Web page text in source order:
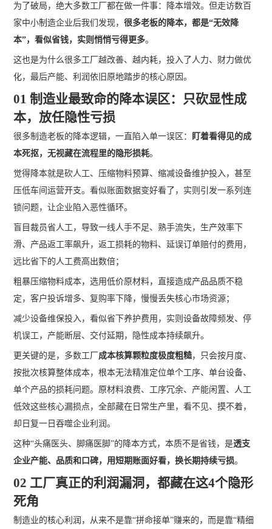
为了破局，绝大多数工厂都在做一件事：降本增效。但走访数百
家中小制造企业后我们发现，很多老板的降本，都是“无效降
本”，看似省钱，实则悄悄亏得更多。
这也是为什么很多工厂越改善、越内耗，投入了人力、财力做优
化，最后产能、利润依旧原地踏步的核心原因。
01 制造业最致命的降本误区：只砍显性成
本，放任隐性亏损
很多制造老板的降本逻辑，一直陷入单一误区：
盯着看得见的成
本死抠，无视藏在流程里的隐形损耗。
觉得降本就是砍人工、压缩物料预算、缩减设备维护投入，甚至
压低车间运营开支。看似账面数据变好看了，实则引发一系列连
锁问题，让企业陷入恶性循环。
盲目裁员省人工，导致一线人手不足、熟手流失，生产效率下
滑、产品返工率飙升，返工损耗的物料、延误订单赔付的费用，
远比省下的人工费高出数倍；
粗暴压缩物料成本，选用低价原材料，直接造成产品品质不稳
定，客户投诉增多、复购率下降，慢慢丢失核心市场资源；
减少设备维保投入，看似省下养护费用，实则设备故障频发、停
机误工，产能断层、交付延期，隐性成本持续飙升。
更关键的是，多数工厂 成本核算颗粒度极度粗糙，只会按月度、
按批次核算整体成本，根本无法精准定位单个工序、单台设备、
单个产品的损耗问题。原材料浪费、工序冗余、产能闲置、人工
低效这些核心漏损点，全部藏在日常生产里，看不见、摸不着，
却日复一日吞噬企业利润。
这种“头痛医头、脚痛医脚”的降本方式，本质不是省钱，是透支
企业产能、品质和口碑，用短期账面好看，换长期持续亏损。
02 工厂真正的利润漏洞，都藏在这4个隐形
死角
制造业的核心利润，从来不是靠“拼命接单”赚来的，而是靠“精细